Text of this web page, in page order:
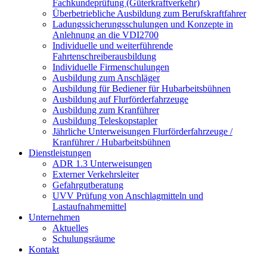
Fachkundeprüfung (Güterkraftverkehr)
Überbetriebliche Ausbildung zum Berufskraftfahrer
Ladungssicherungsschulungen und Konzepte in
Anlehnung an die VDI2700
Individuelle und weiterführende
Fahrtenschreiberausbildung
Individuelle Firmenschulungen
Ausbildung zum Anschläger
Ausbildung für Bediener für Hubarbeitsbühnen
Ausbildung auf Flurförderfahrzeuge
Ausbildung zum Kranführer
Ausbildung Teleskopstapler
Jährliche Unterweisungen Flurförderfahrzeuge /
Kranführer / Hubarbeitsbühnen
Dienstleistungen
ADR 1.3 Unterweisungen
Externer Verkehrsleiter
Gefahrgutberatung
UVV Prüfung von Anschlagmitteln und
Lastaufnahmemittel
Unternehmen
Aktuelles
Schulungsräume
Kontakt